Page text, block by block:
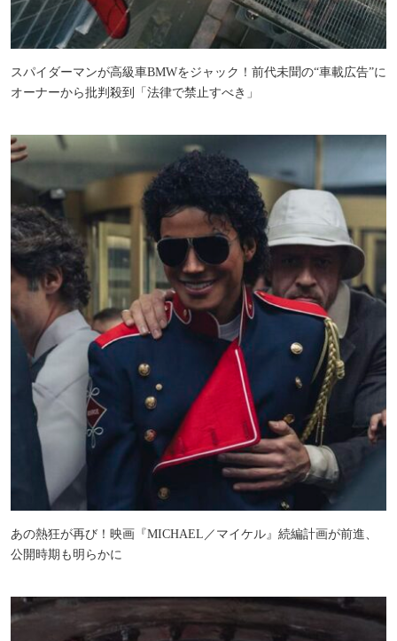
スパイダーマンが高級車BMWをジャック！前代未聞の“車載広告”に
オーナーから批判殺到「法律で禁止すべき」
あの熱狂が再び！映画『MICHAEL／マイケル』続編計画が前進、
公開時期も明らかに